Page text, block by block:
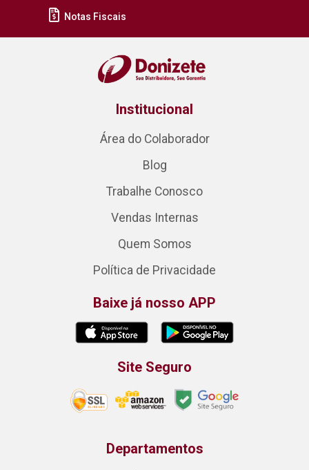
Notas Fiscais
Institucional
Área do Colaborador
Blog
Trabalhe Conosco
Vendas Internas
Quem Somos
Política de Privacidade
Baixe já nosso APP
Site Seguro
Departamentos